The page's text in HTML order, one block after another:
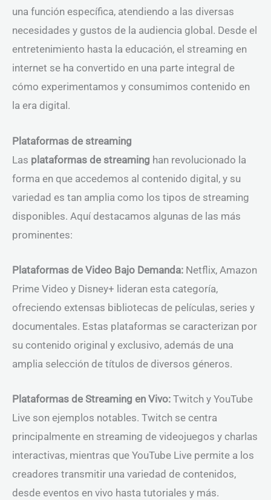
una función específica, atendiendo a las diversas
necesidades y gustos de la audiencia global. Desde el
entretenimiento hasta la educación, el streaming en
internet se ha convertido en una parte integral de
cómo experimentamos y consumimos contenido en
la era digital.
Plataformas de streaming
Las plataformas de streaming han revolucionado la
forma en que accedemos al contenido digital, y su
variedad es tan amplia como los tipos de streaming
disponibles. Aquí destacamos algunas de las más
prominentes:
Plataformas de Video Bajo Demanda: Netflix, Amazon
Prime Video y Disney+ lideran esta categoría,
ofreciendo extensas bibliotecas de películas, series y
documentales. Estas plataformas se caracterizan por
su contenido original y exclusivo, además de una
amplia selección de títulos de diversos géneros.
Plataformas de Streaming en Vivo: Twitch y YouTube
Live son ejemplos notables. Twitch se centra
principalmente en streaming de videojuegos y charlas
interactivas, mientras que YouTube Live permite a los
creadores transmitir una variedad de contenidos,
desde eventos en vivo hasta tutoriales y más.